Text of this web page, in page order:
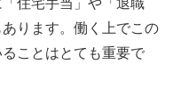
住宅手当」や「退職
ります。働く上でこの
ことはとても重要で